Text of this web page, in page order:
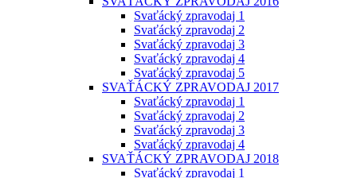
Svaťácký zpravodaj 1
Svaťácký zpravodaj 2
Svaťácký zpravodaj 3
Svaťácký zpravodaj 4
Svaťácký zpravodaj 5
SVAŤÁCKÝ ZPRAVODAJ 2017
Svaťácký zpravodaj 1
Svaťácký zpravodaj 2
Svaťácký zpravodaj 3
Svaťácký zpravodaj 4
SVAŤÁCKÝ ZPRAVODAJ 2018
Svaťácký zpravodaj 1